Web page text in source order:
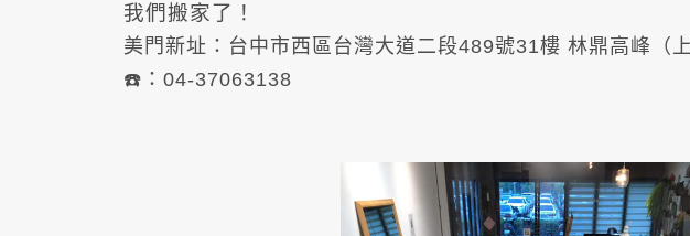
我們搬家了！
美門新址：台中市西區台灣大道二段489號31樓 林鼎高峰（
☎️：04-37063138